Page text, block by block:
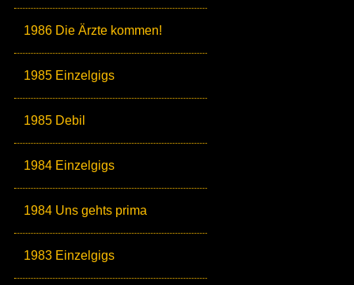
1986 Die Ärzte kommen!
1985 Einzelgigs
1985 Debil
1984 Einzelgigs
1984 Uns gehts prima
1983 Einzelgigs